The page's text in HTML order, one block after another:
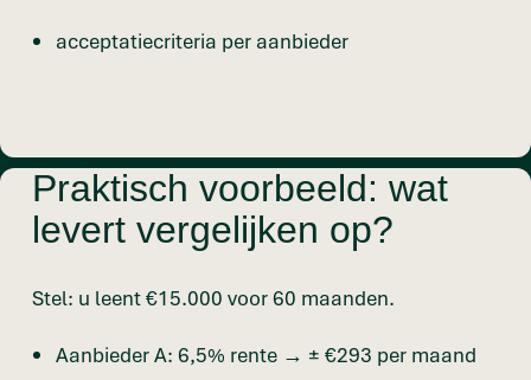
acceptatiecriteria per aanbieder
Praktisch voorbeeld: wat
levert vergelijken op?
Stel: u leent €15.000 voor 60 maanden.
Aanbieder A: 6,5% rente → ± €293 per maand